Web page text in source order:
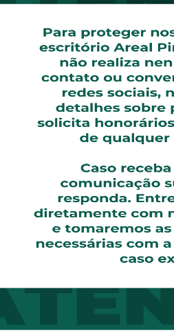
a aplicação do CDC é
ser convergente com os
protetivas ao sujeito que se
ao recebimento
contrariar o sistema
pois os artigos 42,
da Areal Pires Advogados
cobrança de dívida já
Consumidor ensina que na
a qualquer tipo de
direito à repetição do
juros legais, salvo hipótese
um novo